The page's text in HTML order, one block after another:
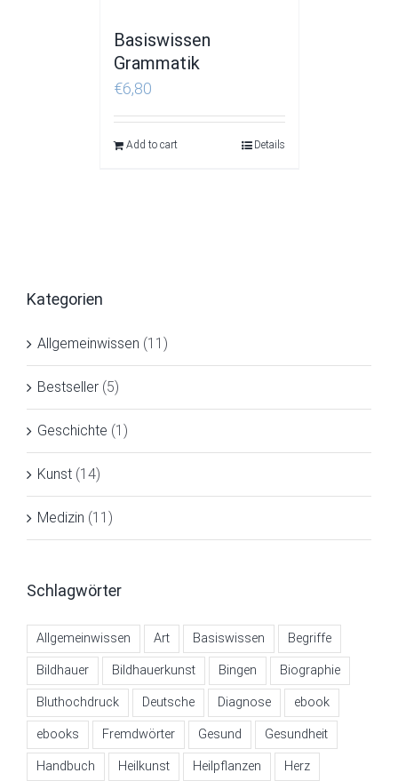
Basiswissen
Grammatik
€6,80
Add to cart Details
Kategorien
Allgemeinwissen (11)
Bestseller (5)
Geschichte (1)
Kunst (14)
Medizin (11)
Schlagwörter
Allgemeinwissen Art Basiswissen Begriffe
Bildhauer Bildhauerkunst Bingen Biographie
Bluthochdruck Deutsche Diagnose ebook
ebooks Fremdwörter Gesund Gesundheit
Handbuch Heilkunst Heilpflanzen Herz